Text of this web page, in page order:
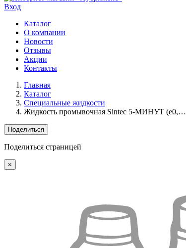
Вход
Каталог
О компании
Новости
Отзывы
Акции
Контакты
Главная
Каталог
Специальные жидкости
Жидкость промывочная Sintec 5-МИНУТ (e0,…
Поделиться
Поделиться страницей
×